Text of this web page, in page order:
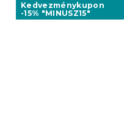
Kedvezménykupon
-15% "MINUSZ15"